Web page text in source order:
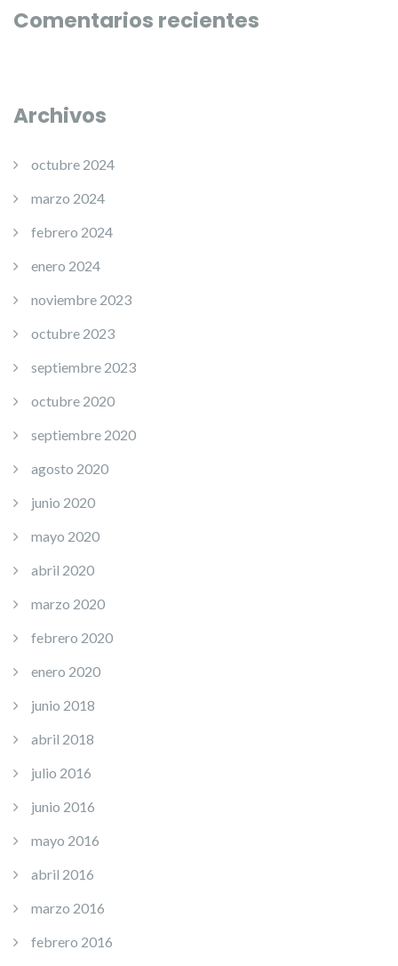
Comentarios recientes
Archivos
octubre 2024
marzo 2024
febrero 2024
enero 2024
noviembre 2023
octubre 2023
septiembre 2023
octubre 2020
septiembre 2020
agosto 2020
junio 2020
mayo 2020
abril 2020
marzo 2020
febrero 2020
enero 2020
junio 2018
abril 2018
julio 2016
junio 2016
mayo 2016
abril 2016
marzo 2016
febrero 2016